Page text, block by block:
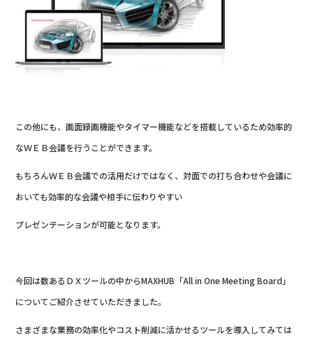
この他にも、画面録画機能やタイマー機能などを搭載しているため効率的
なＷＥＢ会議を行うことができます。
もちろんＷＥＢ会議での活用だけではなく、対面での打ち合わせや会議に
おいても効率的な会議や相手に伝わりやすい
プレゼンテーションが可能となります。
今回は数あるＤＸツールの中からMAXHUB「All in One Meeting Board」
についてご紹介させていただきました。
さまざまな業務の効率化やコスト削減に活かせるツールを導入してみては